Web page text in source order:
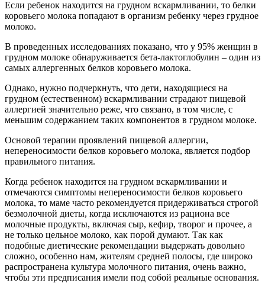
Если ребенок находится на грудном вскармливании, то белки
коровьего молока попадают в организм ребенку через грудное
молоко.
В проведенных исследованиях показано, что у 95% женщин в
грудном молоке обнаруживается бета-лактоглобулин – один из
самых аллергенных белков коровьего молока.
Однако, нужно подчеркнуть, что дети, находящиеся на
грудном (естественном) вскармливании страдают пищевой
аллергией значительно реже, что связано, в том числе, с
меньшим содержанием таких компонентов в грудном молоке.
Основой терапии проявлений пищевой аллергии,
непереносимости белков коровьего молока, является подбор
правильного питания.
Когда ребенок находится на грудном вскармливании и
отмечаются симптомы непереносимости белков коровьего
молока, то маме часто рекомендуется придерживаться строгой
безмолочной диеты, когда исключаются из рациона все
молочные продукты, включая сыр, кефир, творог и прочее, а
не только цельное молоко, как порой думают. Так как
подобные диетические рекомендации выдержать довольно
сложно, особенно нам, жителям средней полосы, где широко
распространена культура молочного питания, очень важно,
чтобы эти предписания имели под собой реальные основания.